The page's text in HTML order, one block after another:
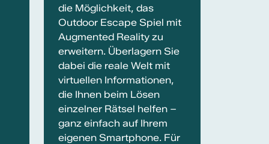
die Möglichkeit, das
Outdoor Escape Spiel mit
Augmented Reality zu
erweitern. Überlagern Sie
dabei die reale Welt mit
virtuellen Informationen,
die Ihnen beim Lösen
einzelner Rätsel helfen –
ganz einfach auf Ihrem
eigenen Smartphone. Für